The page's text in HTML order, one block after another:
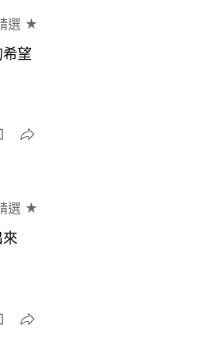
選 ★
望
選 ★